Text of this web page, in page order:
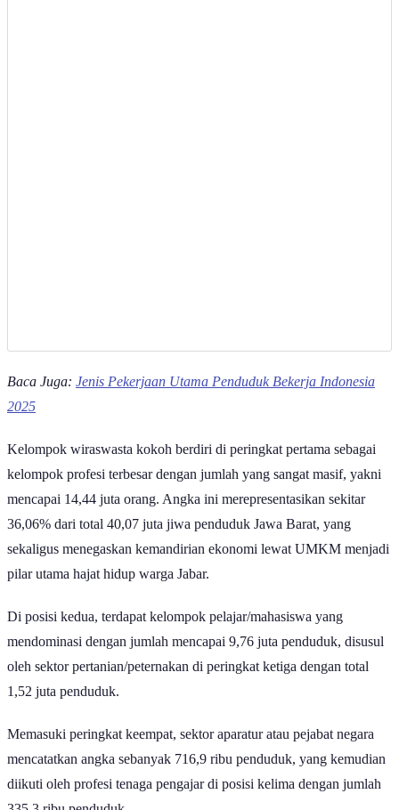
Baca Juga: Jenis Pekerjaan Utama Penduduk Bekerja Indonesia
2025
Kelompok wiraswasta kokoh berdiri di peringkat pertama sebagai
kelompok profesi terbesar dengan jumlah yang sangat masif, yakni
mencapai 14,44 juta orang. Angka ini merepresentasikan sekitar
36,06% dari total 40,07 juta jiwa penduduk Jawa Barat, yang
sekaligus menegaskan kemandirian ekonomi lewat UMKM menjadi
pilar utama hajat hidup warga Jabar.
Di posisi kedua, terdapat kelompok pelajar/mahasiswa yang
mendominasi dengan jumlah mencapai 9,76 juta penduduk, disusul
oleh sektor pertanian/peternakan di peringkat ketiga dengan total
1,52 juta penduduk.
Memasuki peringkat keempat, sektor aparatur atau pejabat negara
mencatatkan angka sebanyak 716,9 ribu penduduk, yang kemudian
diikuti oleh profesi tenaga pengajar di posisi kelima dengan jumlah